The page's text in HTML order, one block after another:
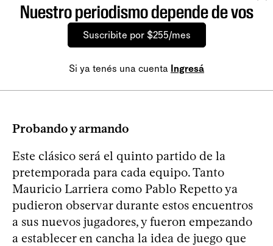
Nuestro periodismo depende de vos
Suscribite por $255/mes
Si ya tenés una cuenta Ingresá
Probando y armando
Este clásico será el quinto partido de la
pretemporada para cada equipo. Tanto
Mauricio Larriera como Pablo Repetto ya
pudieron observar durante estos encuentros
a sus nuevos jugadores, y fueron empezando
a establecer en cancha la idea de juego que